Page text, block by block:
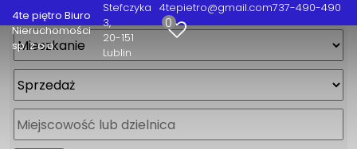
4te piętro Biuro
Nieruchomości
sp. z o.o.
Stefczyka
3
20-151
Lublin
4tepietro@gmail.com737-490-490
0